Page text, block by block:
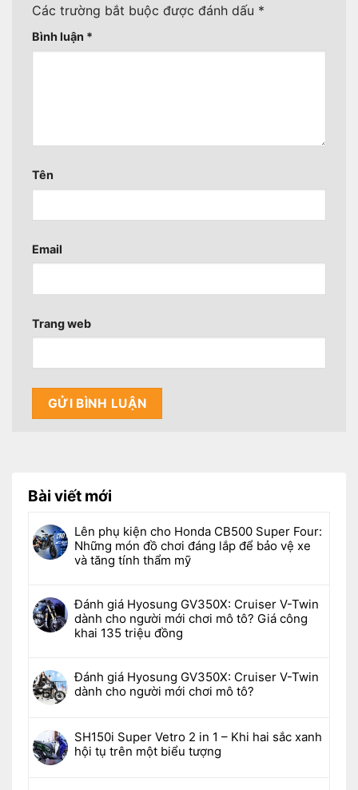
Các trường bắt buộc được đánh dấu *
Bình luận *
Tên
Email
Trang web
Bài viết mới
Lên phụ kiện cho Honda CB500 Super Four:
Những món đồ chơi đáng lắp để bảo vệ xe
và tăng tính thẩm mỹ
Đánh giá Hyosung GV350X: Cruiser V-Twin
dành cho người mới chơi mô tô? Giá công
khai 135 triệu đồng
Đánh giá Hyosung GV350X: Cruiser V-Twin
dành cho người mới chơi mô tô?
SH150i Super Vetro 2 in 1 – Khi hai sắc xanh
hội tụ trên một biểu tượng